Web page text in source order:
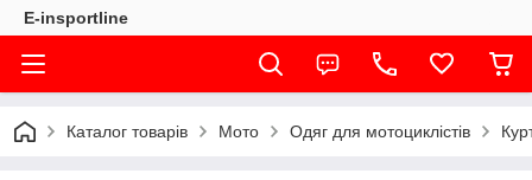
E-insportline
Каталог товарів Мото Одяг для мотоциклістів